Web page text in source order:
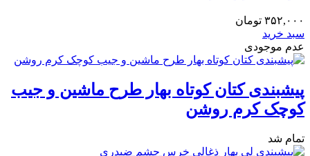
۳۵۲,۰۰۰ تومان
سبد خرید
عدم موجودی
پیشبندی کتان کوتاه بهار طرح ماشین و جیب
کوچک کرم روشن
تمام شد